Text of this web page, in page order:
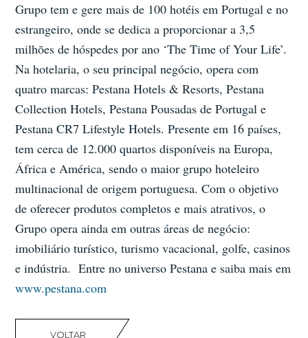
Grupo tem e gere mais de 100 hotéis em Portugal e no
estrangeiro, onde se dedica a proporcionar a 3,5
milhões de hóspedes por ano ‘The Time of Your Life’.
Na hotelaria, o seu principal negócio, opera com
quatro marcas: Pestana Hotels & Resorts, Pestana
Collection Hotels, Pestana Pousadas de Portugal e
Pestana CR7 Lifestyle Hotels. Presente em 16 países,
tem cerca de 12.000 quartos disponíveis na Europa,
África e América, sendo o maior grupo hoteleiro
multinacional de origem portuguesa. Com o objetivo
de oferecer produtos completos e mais atrativos, o
Grupo opera ainda em outras áreas de negócio:
imobiliário turístico, turismo vacacional, golfe, casinos
e indústria. Entre no universo Pestana e saiba mais em
www.pestana.com
VOLTAR